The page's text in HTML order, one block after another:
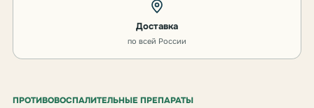
Доставка
по всей России
ПРОТИВОВОСПАЛИТЕЛЬНЫЕ ПРЕПАРАТЫ